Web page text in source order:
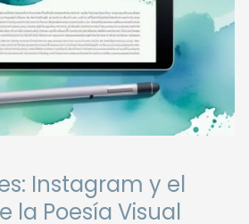
Instagram y el
la Poesía Visual